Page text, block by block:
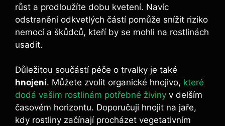
růst a prodloužíte dobu kvetení. Navíc
odstranění odkvetlých částí pomůže‌ snížit riziko
nemocí a škůdců, kteří ⁢by se mohli na rostlinách
⁣usadit.
Důležitou součástí péče o trvalky​ je ⁤také ‍
hnojení. Můžete zvolit organické hnojivo, které
dodá vašim rostlinám potřebné živiny v delším
časovém horizontu. Doporučuji hnojit na⁣ jaře,​
kdy rostliny začínají procházet vegetativním